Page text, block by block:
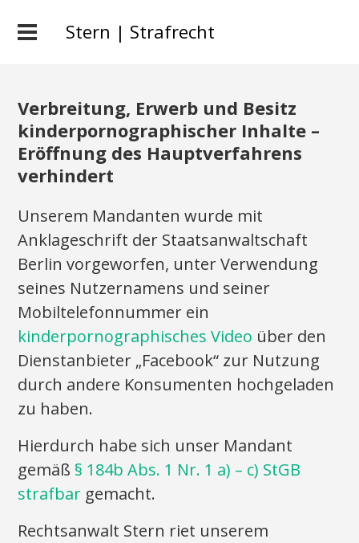
Stern | Strafrecht
Verbreitung, Erwerb und Besitz
kinderpornographischer Inhalte –
Eröffnung des Hauptverfahrens
verhindert
Unserem Mandanten wurde mit
Anklageschrift der Staatsanwaltschaft
Berlin vorgeworfen, unter Verwendung
seines Nutzernamens und seiner
Mobiltelefonnummer ein
kinderpornographisches Video über den
Dienstanbieter „Facebook“ zur Nutzung
durch andere Konsumenten hochgeladen
zu haben.
Hierdurch habe sich unser Mandant
gemäß § 184b Abs. 1 Nr. 1 a) – c) StGB
strafbar gemacht.
Rechtsanwalt Stern riet unserem